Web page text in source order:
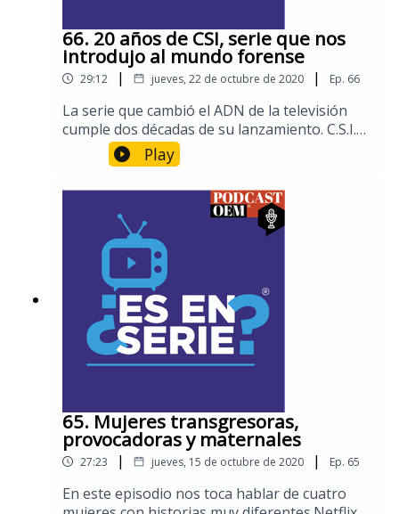
66. 20 años de CSI, serie que nos
introdujo al mundo forense
29:12 | jueves, 22 de octubre de 2020 | Ep. 66
La serie que cambió el ADN de la televisión
cumple dos décadas de su lanzamiento. C.S.I.
es un clásico sin precedentes a nivel mundial,
con cifras récord en más de 170 países.Este
episodio está dedicado a conocer los inicios de
esta exitosa producción, la importancia que
tiene en la cultura popular y cómo su impacto
trascendió de la pantalla chica a la realidad.
Play
65. Mujeres transgresoras,
provocadoras y maternales
27:23 | jueves, 15 de octubre de 2020 | Ep. 65
En este episodio nos toca hablar de cuatro